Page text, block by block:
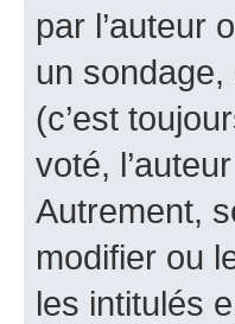
par l’auteur
un
(c’est
voté,
Autrement,
modifier ou
les intitulés